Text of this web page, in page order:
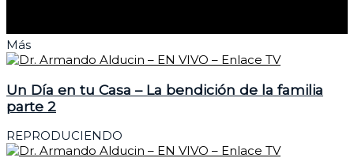
Más
Un Día en tu Casa – La bendición de la familia
parte 2
REPRODUCIENDO